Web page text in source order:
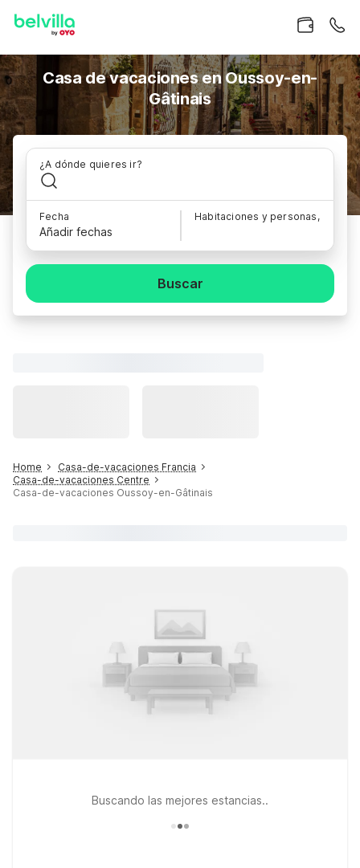
Casa de vacaciones en Oussoy-en-
Gâtinais
¿A dónde quieres ir?
Fecha
Añadir fechas
Habitaciones y personas,
Buscar
Home
Casa-de-vacaciones Francia
Casa-de-vacaciones Centre
Casa-de-vacaciones Oussoy-en-Gâtinais
Buscando las mejores estancias..